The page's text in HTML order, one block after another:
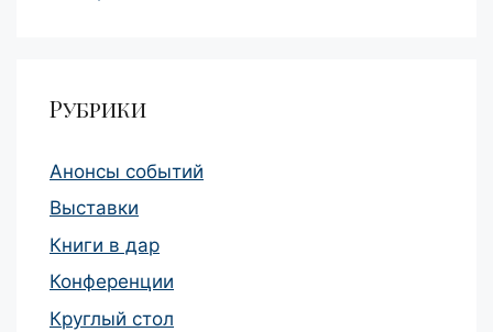
Рубрики
Анонсы событий
Выставки
Книги в дар
Конференции
Круглый стол